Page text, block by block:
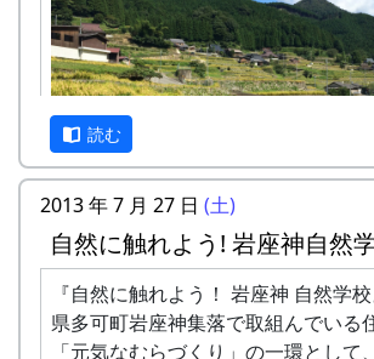
カーナビを使って車でおいで下さい
は、高価な車載型でなく、 スマート
アプリで十分です。以下の住所また
で目的地を設定したら、間違いなく
案内してくれます。
住所 : 兵庫県 多可郡多可町 加美
キーワード : 岩座神、岩座神公会
ンガルテン岩座神、等々
注意点
冬季、降雪時には、冬用タイヤまた
秋風の中で「日本の棚田百選」の集
し、黄金に色づいた石積棚田の風景
ださい。
読む
2013 年 7 月 27 日 (土)
自然に触れよう! 岩座神自然
『自然に触れよう！ 岩座神 自然学
県多可町岩座神集落で取組んでいる
「元気なむらづくり」の一環として